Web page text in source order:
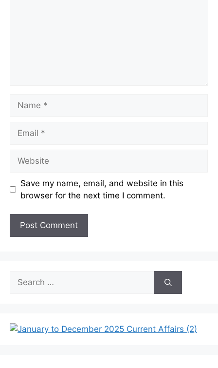
Save my name, email, and website in this
browser for the next time I comment.
Search
for: